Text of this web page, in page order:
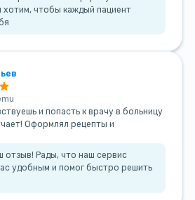
чтобы каждый пациент
и попасть к врачу в больницу
Оформлял рецепты и
отзыв! Рады, что наш сервис
удобным и помог быстро решить